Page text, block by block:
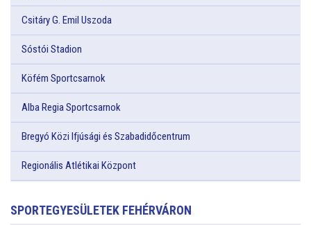
Csitáry G. Emil Uszoda
Sóstói Stadion
Köfém Sportcsarnok
Alba Regia Sportcsarnok
Bregyó Közi Ifjúsági és Szabadidőcentrum
Regionális Atlétikai Központ
SPORTEGYESÜLETEK FEHÉRVÁRON